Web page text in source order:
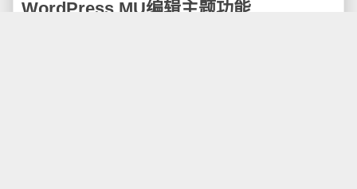
WordPress MU编辑主题功能